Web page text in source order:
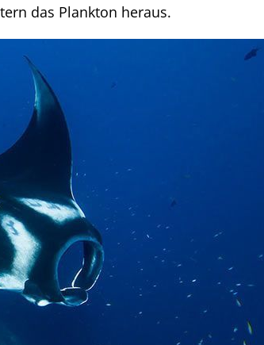
das Plankton heraus.